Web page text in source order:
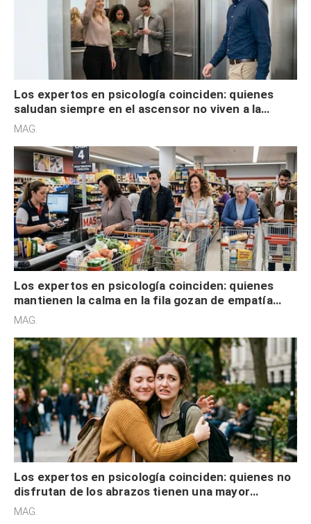
Los expertos en psicología coinciden: quienes
saludan siempre en el ascensor no viven a la
defensiva y tienen apertura social
MAG.
Los expertos en psicología coinciden: quienes
mantienen la calma en la fila gozan de empatía
cognitiva, gratitud y no solo tienen autocontrol
MAG.
Los expertos en psicología coinciden: quienes no
disfrutan de los abrazos tienen una mayor
sensibilidad a los estímulos físicos y no es por
MAG.